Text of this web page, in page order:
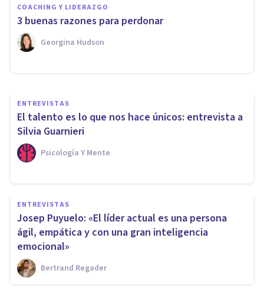
COACHING Y LIDERAZGO
3 buenas razones para perdonar
Georgina Hudson
emocional de las personas en
las empresas
ENTREVISTAS
El talento es lo que nos hace únicos: entrevista a
Silvia Guarnieri
Psicología Y Mente
ENTREVISTAS
Josep Puyuelo: «El líder actual es una persona
ágil, empática y con una gran inteligencia
emocional»
Bertrand Regader